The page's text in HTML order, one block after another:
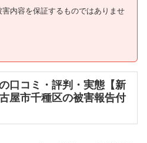
内容を保証するものではありませ
口コミ・評判・実態【新
屋市千種区の被害報告付